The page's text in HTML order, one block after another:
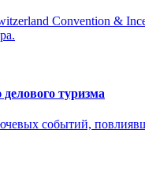
Convention &
туризма
событий,